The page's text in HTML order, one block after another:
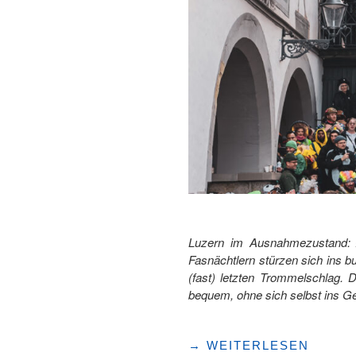
Luzern im
Fasnächtlern stürzen sich ins
(fast) letzten Trommelschlag.
bequem, ohne sich selbst ins
"HAUTNAH
→ WEITERLESEN